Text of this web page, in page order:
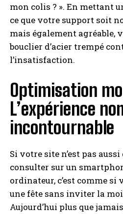
mon colis ? ». En mettant
ce que votre support soit
mais également agréable,
bouclier d’acier trempé
l’insatisfaction.
Optimisation
L’expérience
incontournable
Si votre site n’est pas
consulter sur un
ordinateur, c’est comme
une fête sans inviter la
Aujourd’hui plus que